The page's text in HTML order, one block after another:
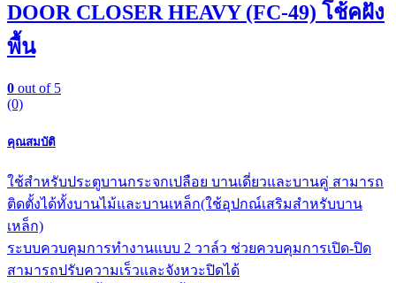
DOOR CLOSER HEAVY (FC-49) โช้คฝัง
พื้น
0 out of 5
(0)
คุณสมบัติ
ใช้สำหรับประตูบานกระจกเปลือย บานเดี่ยวและบานคู่ สามารถ
ติดตั้งได้ทั้งบานไม้และบานเหล็ก(ใช้อุปกณ์เสริมสำหรับบาน
เหล็ก)
ระบบควบคุมการทำงานแบบ 2 วาล์ว ช่วยควบคุมการเปิด-ปิด
สามารถปรับความเร็วและจังหวะปิดได้